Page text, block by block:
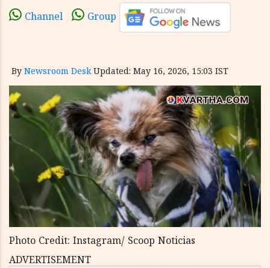
Channel Group
By Newsroom Desk Updated: May 16, 2026, 15:03 IST
Photo Credit: Instagram/ Scoop Noticias
ADVERTISEMENT